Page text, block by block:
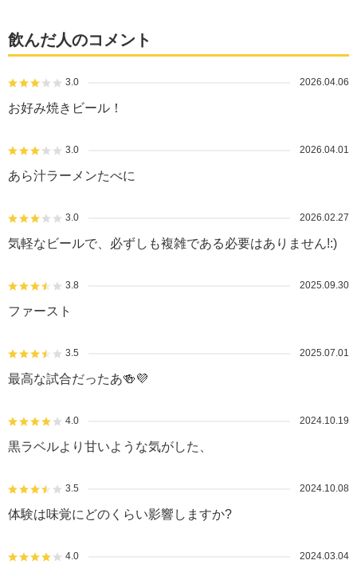
飲んだ人のコメント
3.0 2026.04.06
お好み焼きビール！
3.0 2026.04.01
あら汁ラーメンたべに
3.0 2026.02.27
気軽なビールで、必ずしも複雑である必要はありません!:)
3.8 2025.09.30
ファースト
3.5 2025.07.01
最高な試合だったあ🍻💜
4.0 2024.10.19
黒ラベルより甘いような気がした、
3.5 2024.10.08
体験は味覚にどのくらい影響しますか?
4.0 2024.03.04